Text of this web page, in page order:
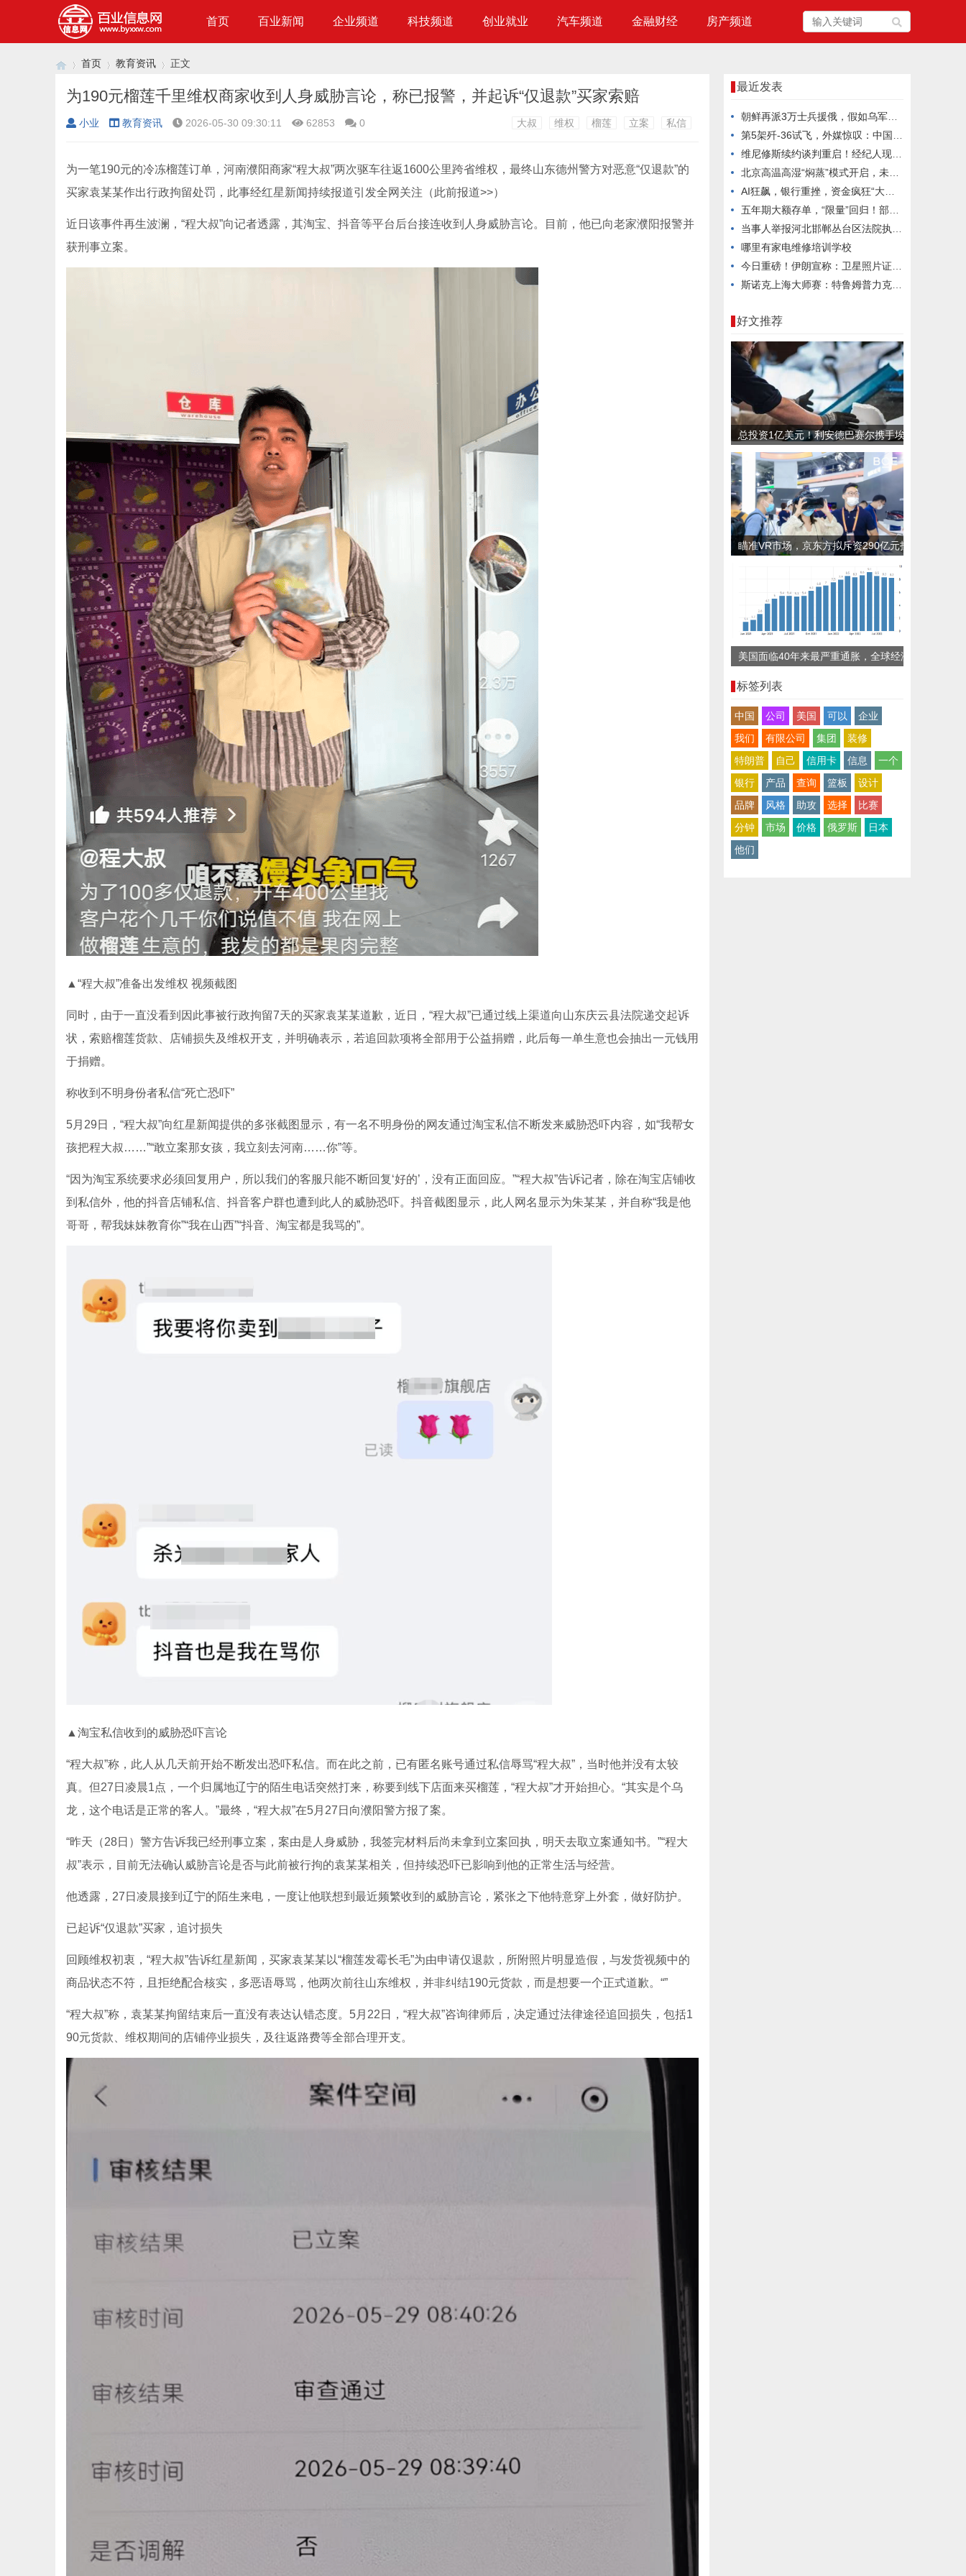
首页 百业新闻 企业频道 科技频道 创业就业 汽车频道 金融财经 房产频道
›
首页 教育资讯
›
正文
为190元榴莲千里维权商家收到人身威胁言论，称已报警，并起诉“仅退款”买家索赔
小业 教育资讯 2026-05-30 09:30:11 62853 0 大叔 维权 榴莲 立案 私信
为一笔190元的冷冻榴莲订单，河南濮阳商家“程大叔”两次驱车往返1600公里跨省维权，最终山东德州警方对恶意“仅退款”的
买家袁某某作出行政拘留处罚，此事经红星新闻持续报道引发全网关注（此前报道>>）
近日该事件再生波澜，“程大叔”向记者透露，其淘宝、抖音等平台后台接连收到人身威胁言论。目前，他已向老家濮阳报警并
获刑事立案。
▲“程大叔”准备出发维权 视频截图
同时，由于一直没看到因此事被行政拘留7天的买家袁某某道歉，近日，“程大叔”已通过线上渠道向山东庆云县法院递交起诉
状，索赔榴莲货款、店铺损失及维权开支，并明确表示，若追回款项将全部用于公益捐赠，此后每一单生意也会抽出一元钱用
于捐赠。
称收到不明身份者私信“死亡恐吓”
5月29日，“程大叔”向红星新闻提供的多张截图显示，有一名不明身份的网友通过淘宝私信不断发来威胁恐吓内容，如“我帮女
孩把程大叔……”“敢立案那女孩，我立刻去河南……你”等。
“因为淘宝系统要求必须回复用户，所以我们的客服只能不断回复‘好的’，没有正面回应。”“程大叔”告诉记者，除在淘宝店铺收
到私信外，他的抖音店铺私信、抖音客户群也遭到此人的威胁恐吓。抖音截图显示，此人网名显示为朱某某，并自称“我是他
哥哥，帮我妹妹教育你”“我在山西”“抖音、淘宝都是我骂的”。
▲淘宝私信收到的威胁恐吓言论
“程大叔”称，此人从几天前开始不断发出恐吓私信。而在此之前，已有匿名账号通过私信辱骂“程大叔”，当时他并没有太较
真。但27日凌晨1点，一个归属地辽宁的陌生电话突然打来，称要到线下店面来买榴莲，“程大叔”才开始担心。“其实是个乌
龙，这个电话是正常的客人。”最终，“程大叔”在5月27日向濮阳警方报了案。
“昨天（28日）警方告诉我已经刑事立案，案由是人身威胁，我签完材料后尚未拿到立案回执，明天去取立案通知书。”“程大
叔”表示，目前无法确认威胁言论是否与此前被行拘的袁某某相关，但持续恐吓已影响到他的正常生活与经营。
他透露，27日凌晨接到辽宁的陌生来电，一度让他联想到最近频繁收到的威胁言论，紧张之下他特意穿上外套，做好防护。
已起诉“仅退款”买家，追讨损失
回顾维权初衷，“程大叔”告诉红星新闻，买家袁某某以“榴莲发霉长毛”为由申请仅退款，所附照片明显造假，与发货视频中的
商品状态不符，且拒绝配合核实，多恶语辱骂，他两次前往山东维权，并非纠结190元货款，而是想要一个正式道歉。“”
“程大叔”称，袁某某拘留结束后一直没有表达认错态度。5月22日，“程大叔”咨询律师后，决定通过法律途径追回损失，包括1
90元货款、维权期间的店铺停业损失，及往返路费等全部合理开支。
最近发表
朝鲜再派3万士兵援俄，假如乌军重创他们，金正恩会向乌克兰宣战吗？
第5架歼-36试飞，外媒惊叹：中国六代机2030年服役稳了？
维尼修斯续约谈判重启！经纪人现身巴尔德贝巴斯引发关注
北京高温高湿“焖蒸”模式开启，未来三天注意防暑
AI狂飙，银行重挫，资金疯狂“大挪移”
五年期大额存单，“限量”回归！部分银行已售罄
当事人举报河北邯郸丛台区法院执行局长低俗骚扰并索贿，官方通报：不当言论通话录音确系其本人，已停职处理
哪里有家电维修培训学校
今日重磅！伊朗宣称：卫星照片证实成功摧毁美军3架F-35A！特朗普被打的毫无招架之力
斯诺克上海大师赛：特鲁姆普力克威尔逊夺冠
好文推荐
总投资1亿美元！利安德巴赛尔携手埃
克森美孚等公司共同推进首家新型塑料
加工厂
瞄准VR市场，京东方拟斥资290亿元投
美国面临40年来最严重通胀，全球经济
标签列表
中国 公司 美国 可以
企业
我们
有限公司 集团
装修
特朗普
自己 信用卡 信息
一个
银行
产品 查询 篮板
设计
品牌
风格 助攻 选择
比赛
分钟
市场 价格 俄罗斯
日本
他们